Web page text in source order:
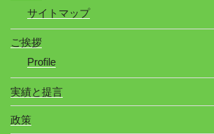
サイトマップ
ご挨拶
Profile
実績と提言
政策